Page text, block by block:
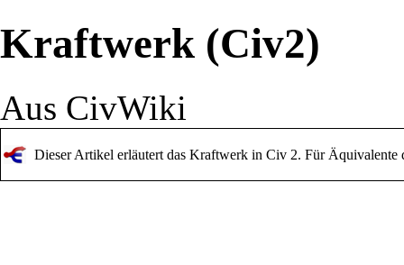
Kraftwerk (Civ2)
Aus CivWiki
Dieser Artikel erläutert das Kraftwerk in Civ 2. Für Äquivalente